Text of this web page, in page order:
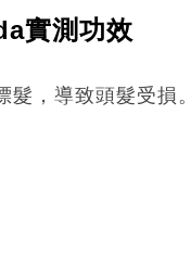
實測功效
髮，導致頭髮受損